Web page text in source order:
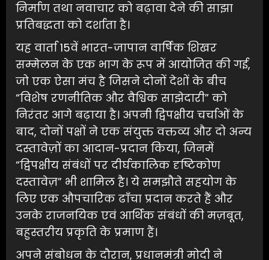
निर्माण तथा नवाचार को बढ़ावा देने की साझा
प्रतिबद्धता को दर्शाता है।
यह वार्ता 15वें भारत-जापान वार्षिक शिखर
सम्मेलन के एक भाग के रूप में आयोजित की गई,
जो एक ऐसा मंच है जिसने दोनों देशों के बीच
“विशेष रणनीतिक और वैश्विक साझेदारी” को
निरंतर आगे बढ़ाया है। अपनी द्विपक्षीय चर्चाओं के
बाद, दोनों पक्षों ने एक संयुक्त वक्तव्य और दो अन्य
दस्तावेज़ों का आदान-प्रदान किया, जिनमें
“द्विपक्षीय संबंधों पर दीर्घकालिक दृष्टिकोण
दस्तावेज़” भी शामिल है। ये समझौते सहयोग के
लिए एक औपचारिक ढाँचा प्रदान करते हैं और
उनके राजनयिक एवं आर्थिक संबंधों की मज़बूत,
बहुस्तरीय प्रकृति के प्रमाण हैं।
अपने संबोधन के दौरान, प्रधानमंत्री मोदी ने